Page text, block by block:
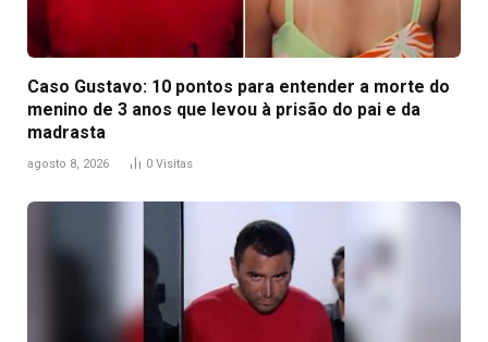
Caso Gustavo: 10 pontos para entender a morte do
menino de 3 anos que levou à prisão do pai e da
madrasta
agosto 8, 2026 0 Visitas